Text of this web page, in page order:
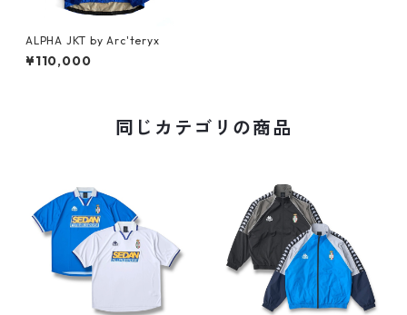
ALPHA JKT by Arc'teryx
¥110,000
同じカテゴリの商品